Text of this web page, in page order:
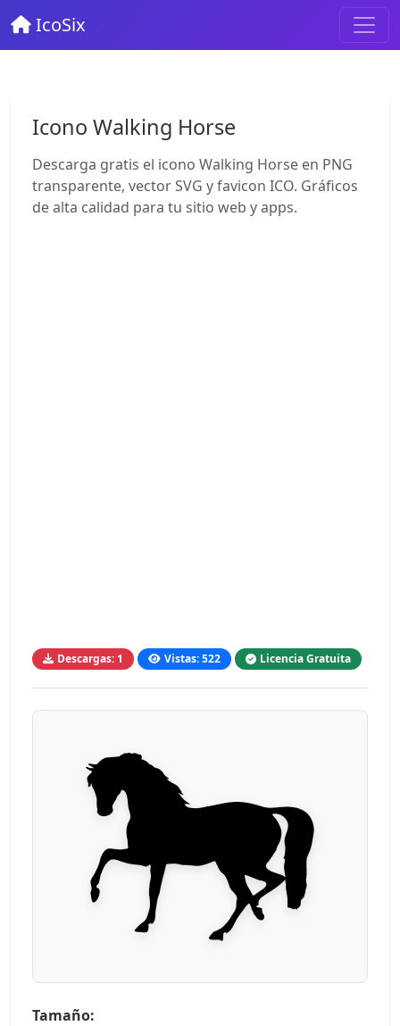
IcoSix
Icono Walking Horse
Descarga gratis el icono Walking Horse en PNG
transparente, vector SVG y favicon ICO. Gráficos
de alta calidad para tu sitio web y apps.
Descargas: 1 Vistas: 522 Licencia Gratuita
Tamaño: